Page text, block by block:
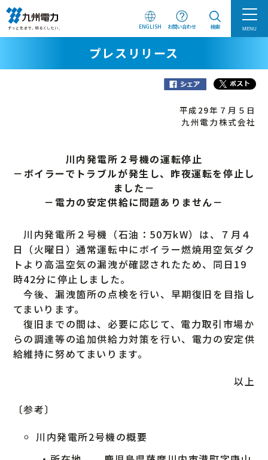
ENGLISH お問い合わせ 検索 MENU
プレスリリース
平成29年７月５日
九州電力株式会社
川内発電所２号機の運転停止
－ボイラーでトラブルが発生し、昨夜運転を停止し
ました－
－電力の安定供給に問題ありません－
川内発電所２号機（石油：50万kW）は、７月４
日（火曜日）通常運転中にボイラー燃焼用空気ダク
トより高温空気の漏洩が確認されたため、同日19
時42分に停止しました。
今後、漏洩箇所の点検を行い、早期復旧を目指し
てまいります。
復旧までの間は、必要に応じて、電力取引市場か
らの調達等の追加供給力対策を行い、電力の安定供
給維持に努めてまいります。
以上
〔参考〕
川内発電所2号機の概要